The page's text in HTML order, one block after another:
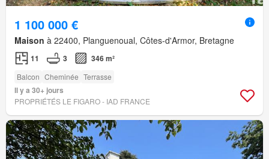
1 100 000 €
Maison à 22400, Planguenoual, Côtes-d'Armor, Bretagne
11 3 346 m²
Balcon Cheminée Terrasse
Il y a 30+ jours
PROPRIÉTÉS LE FIGARO - IAD FRANCE